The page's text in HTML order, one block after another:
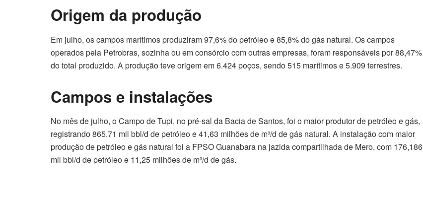
Origem da produção
Em julho, os campos marítimos produziram 97,6% do petróleo e 85,8% do gás natural. Os campos
operados pela Petrobras, sozinha ou em consórcio com outras empresas, foram responsáveis por 88,47%
do total produzido. A produção teve origem em 6.424 poços, sendo 515 marítimos e 5.909 terrestres.
Campos e instalações
No mês de julho, o Campo de Tupi, no pré-sal da Bacia de Santos, foi o maior produtor de petróleo e gás,
registrando 865,71 mil bbl/d de petróleo e 41,63 milhões de m³/d de gás natural. A instalação com maior
produção de petróleo e gás natural foi a FPSO Guanabara na jazida compartilhada de Mero, com 176,186
mil bbl/d de petróleo e 11,25 milhões de m³/d de gás.